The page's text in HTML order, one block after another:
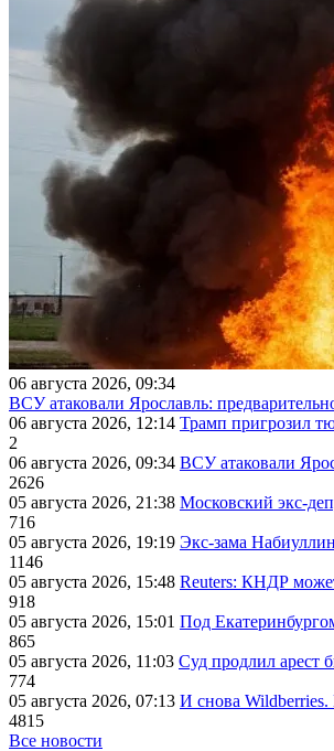
06 августа 2026, 09:34
ВСУ атаковали Ярославль:
06 августа 2026, 12:14 Трамп пригрозил
2
06 августа 2026, 09:34 ВСУ атаковали
2626
05 августа 2026, 21:38 Московский экс-
716
05 августа 2026, 19:19 Экс-зама
1146
05 августа 2026, 15:48 Reuters: КНДР
918
05 августа 2026, 15:01 Под
865
05 августа 2026, 11:03 Суд продлил арест
774
05 августа 2026, 07:13 И снова Wildberries.
4815
Все новости